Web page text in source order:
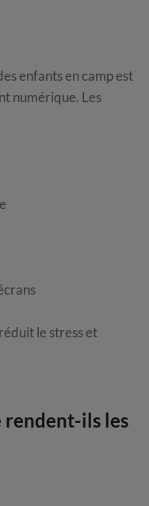
enfants en camp est
numérique. Les
le stress et
rendent-ils les